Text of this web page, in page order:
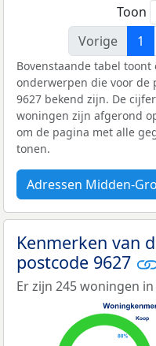
Toon
Vorige
1
Bovenstaande tabel
onderwerpen die voor de
9627 bekend zijn. De
woningen zijn afgerond
om de pagina met alle
tonen.
Adressen Midden-
Kenmerken van
postcode 9627
Er zijn 245 woningen